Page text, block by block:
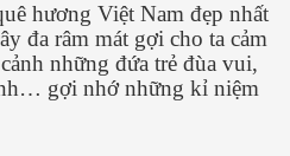
hương Việt Nam đẹp nhất
đa râm mát gợi cho ta cảm
những đứa trẻ đùa vui,
gợi nhớ những kỉ niệm